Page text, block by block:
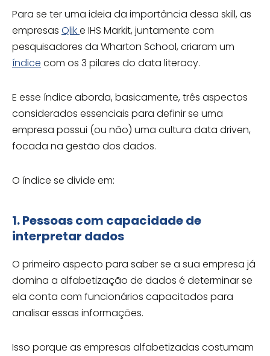
Para se ter uma ideia da importância dessa skill, as
empresas Qlike IHS Markit, juntamente com
pesquisadores da Wharton School, criaram um
índice com os 3 pilares do data literacy.
E esse índice aborda, basicamente, três aspectos
considerados essenciais para definir se uma
empresa possui (ou não) uma cultura data driven,
focada na gestão dos dados.
O índice se divide em:
1. Pessoas com capacidade de
interpretar dados
O primeiro aspecto para saber se a sua empresa já
domina a alfabetização de dados é determinar se
ela conta com funcionários capacitados para
analisar essas informações.
Isso porque as empresas alfabetizadas costumam